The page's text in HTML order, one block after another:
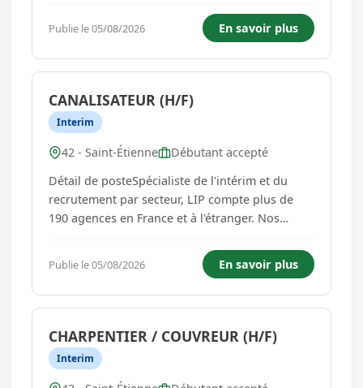
CDI, CDD et intérim dans les secteurs du gros
oeuvre, du second œuvre, des travaux publics
et des espaces verts. A...
Publie le 05/08/2026 En savoir plus
CANALISATEUR (H/F)
Interim
42 - Saint-Étienne
Débutant accepté
Détail de posteSpécialiste de l'intérim et du
recrutement par secteur, LIP compte plus de
190 agences en France et à l'étranger. Nos
CDI, CDD et intérim dans les secteurs du gros
oeuvre, du second œuvre, des travaux publics
et des espaces verts. A...
Publie le 05/08/2026 En savoir plus
CHARPENTIER / COUVREUR (H/F)
Interim